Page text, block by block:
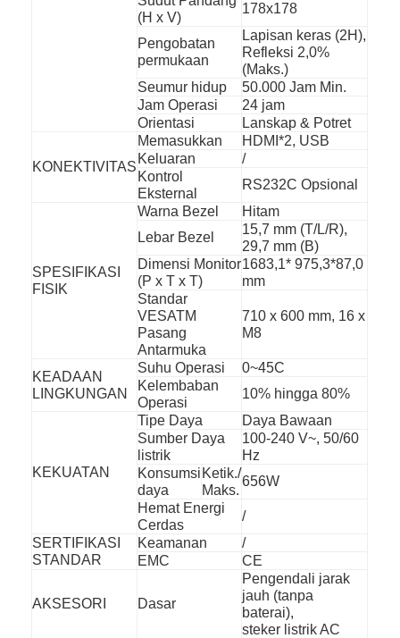
(H x V)
178x178
Pengobatan
permukaan
Lapisan keras (2H),
Refleksi 2,0%
(Maks.)
Seumur hidup
50.000 Jam Min.
Jam Operasi
24 jam
Orientasi
Lanskap & Potret
KONEKTIVITAS
Memasukkan
HDMI*2, USB
Keluaran
/
Kontrol
Eksternal
RS232C Opsional
SPESIFIKASI
FISIK
Warna Bezel
Hitam
Lebar Bezel
15,7 mm (T/L/R),
29,7 mm (B)
Dimensi Monitor
(P x T x T)
1683,1* 975,3*87,0
mm
Standar
VESATM
Pasang
Antarmuka
710 x 600 mm, 16 x
M8
KEADAAN
LINGKUNGAN
Suhu Operasi
0~45C
Kelembaban
Operasi
10% hingga 80%
KEKUATAN
Tipe Daya
Daya Bawaan
Sumber Daya
listrik
100-240 V~, 50/60
Hz
Konsumsi
daya
Ketik./
Maks.
656W
Hemat Energi
Cerdas
/
SERTIFIKASI
STANDAR
Keamanan
/
EMC
CE
AKSESORI Dasar
Pengendali jarak
jauh (tanpa
baterai),
steker listrik AC